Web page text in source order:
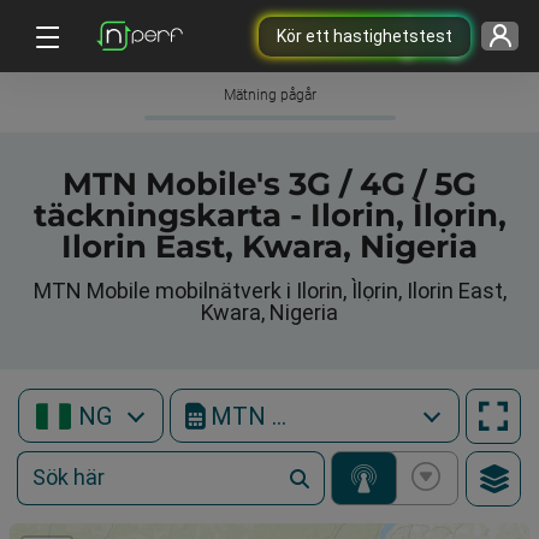
Kör ett hastighetstest
Mätning pågår
MTN Mobile's 3G / 4G / 5G
täckningskarta - Ilorin, Ìlọrin,
Ilorin East, Kwara, Nigeria
MTN Mobile mobilnätverk i Ilorin, Ìlọrin, Ilorin East,
Kwara, Nigeria
NG MTN Mobile